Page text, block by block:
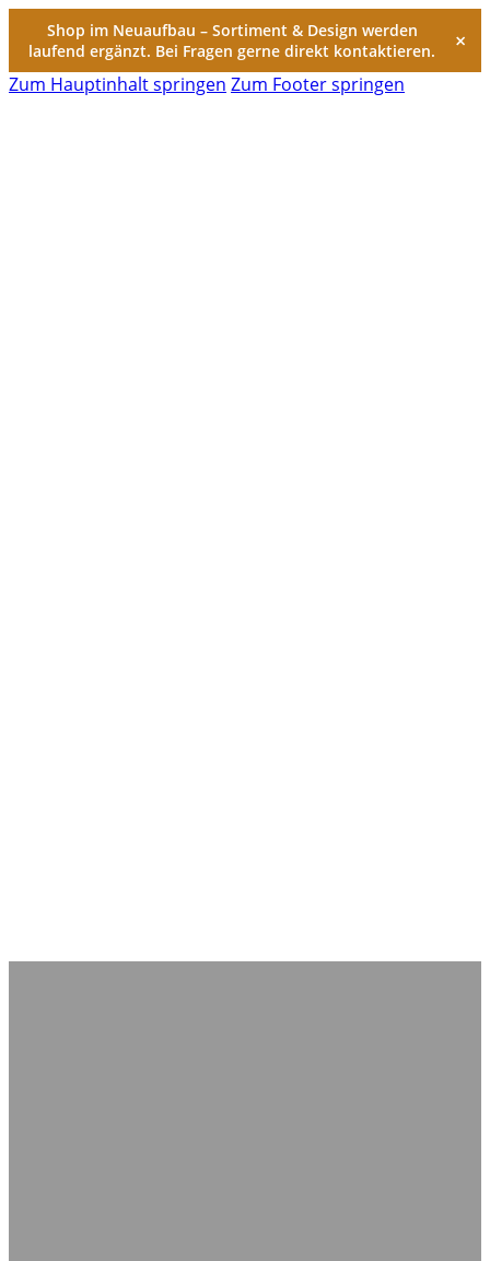
Shop im Neuaufbau – Sortiment & Design werden
laufend ergänzt. Bei Fragen gerne direkt kontaktieren.
×
Zum Hauptinhalt springen Zum Footer springen